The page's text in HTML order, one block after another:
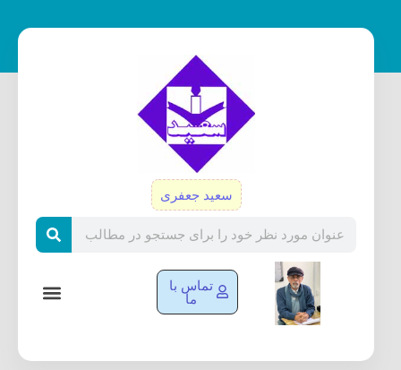
سعید جعفری
تماس با
ما